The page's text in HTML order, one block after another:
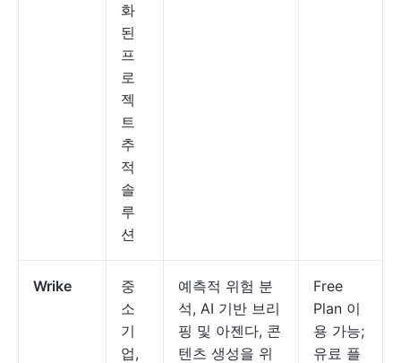
화
된
프
로
젝
트
추
적
솔
루
션
Wrike
중
소
기
업,
예측적 위험 분
석, AI 기반 브리
핑 및 아젠다, 콘
텐츠 생성을 위
Free
Plan 이
용 가능;
유료 플